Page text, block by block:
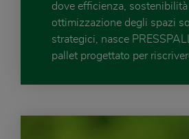
dove efficienza, sostenibilità
ottimizzazione degli spazi
strategici, nasce
pallet progettato per